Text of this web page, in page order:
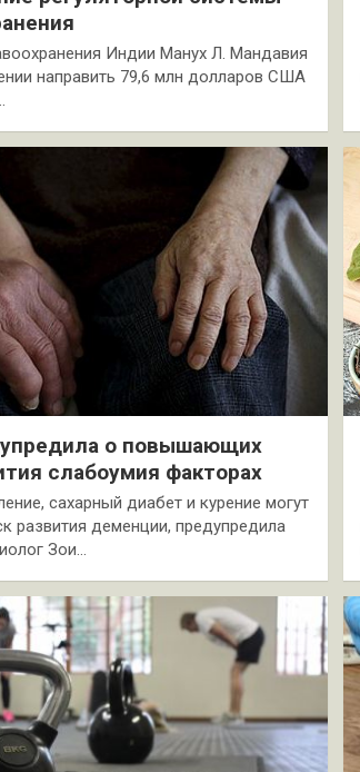
Индии Манух Л. Мандавия
направить 79,6 млн долларов США
о повышающих
слабоумия факторах
сахарный диабет и курение могут
развития деменции, предупредила
Зои…